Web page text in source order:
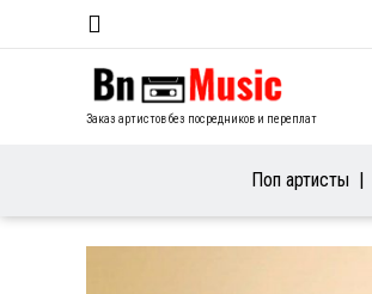
Заказ артистов без посредников и переплат
Поп артисты